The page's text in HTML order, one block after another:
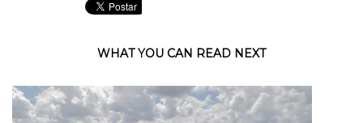
WHAT YOU CAN READ NEXT